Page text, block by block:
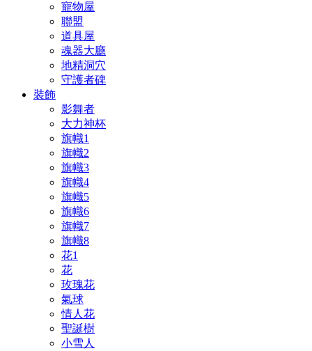
寵物屋
聯盟
道具屋
魂器大廳
地精洞穴
守護者碑
裝飾
影舞者
大力神杯
旗幟1
旗幟2
旗幟3
旗幟4
旗幟5
旗幟6
旗幟7
旗幟8
花1
花
玫瑰花
氣球
情人花
聖誕樹
小雪人